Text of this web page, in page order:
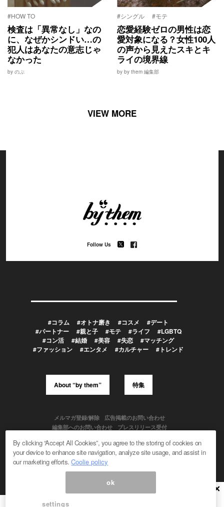
#HOW TO
検査は「異常なし」なの
に、なぜかシンドい…の
犯人はあなたの意志じゃ
なかった
by のぶ
#シングル #モテ
恋愛経験ゼロの男性は恋
愛対象になる？女性100人
の声から見えたスキとキ
ライの境界線
by by them 編集部
VIEW MORE
Follow Us
#コラム #オトナ磨き #コスメ
#デート
#パートナー
#親と子 #モテ #ライフ
#LGBTQ
#コン活
#結婚 #美容 #失恋
#マッチング
#ファッション
#エンタメ #カルチャー #トレンド
About “by them” 特集
メルマガ登録/解除
広告掲載のお問い合わせ
編集部へのお問い合わせ
プレスリリース受付
Powered by
© 1999-2026 Magmag, Inc. All Rights Reserved
×
By clicking “Accept All Cookies”, you agree to the storing of cookies on
your device to enhance site navigation, analyze site usage, and assist in
our marketing efforts.Coolie policy
ok
settings